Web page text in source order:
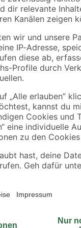
Schütte
Kaltwasserventil
'Matao' silbern
39